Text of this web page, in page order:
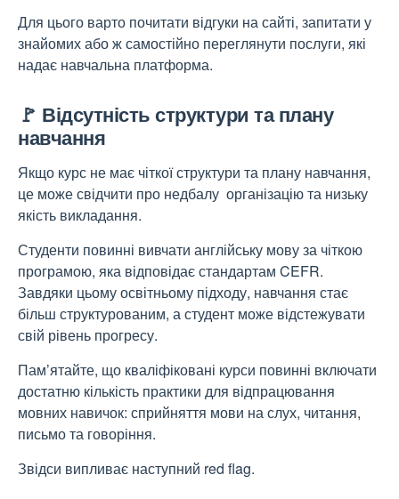
Для цього варто почитати відгуки на сайті, запитати у
знайомих або ж самостійно переглянути послуги, які
надає навчальна платформа.
🚩 Відсутність структури та плану
навчання
Якщо курс не має чіткої структури та плану навчання,
це може свідчити про недбалу організацію та низьку
якість викладання.
Студенти повинні вивчати англійську мову за чіткою
програмою, яка відповідає стандартам CEFR.
Завдяки цьому освітньому підходу, навчання стає
більш структурованим, а студент може відстежувати
свій рівень прогресу.
Пам’ятайте, що кваліфіковані курси повинні включати
достатню кількість практики для відпрацювання
мовних навичок: сприйняття мови на слух, читання,
письмо та говоріння.
Звідси випливає наступний red flag.